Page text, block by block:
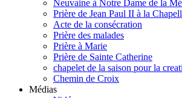
Neuvaine à Notre Dame de la
Prière de Jean Paul II à la
Acte de la consécration
Prière des malades
Prière à Marie
Prière de Sainte Catherine
chapelet de la saison pour la
Chemin de Croix
Médias